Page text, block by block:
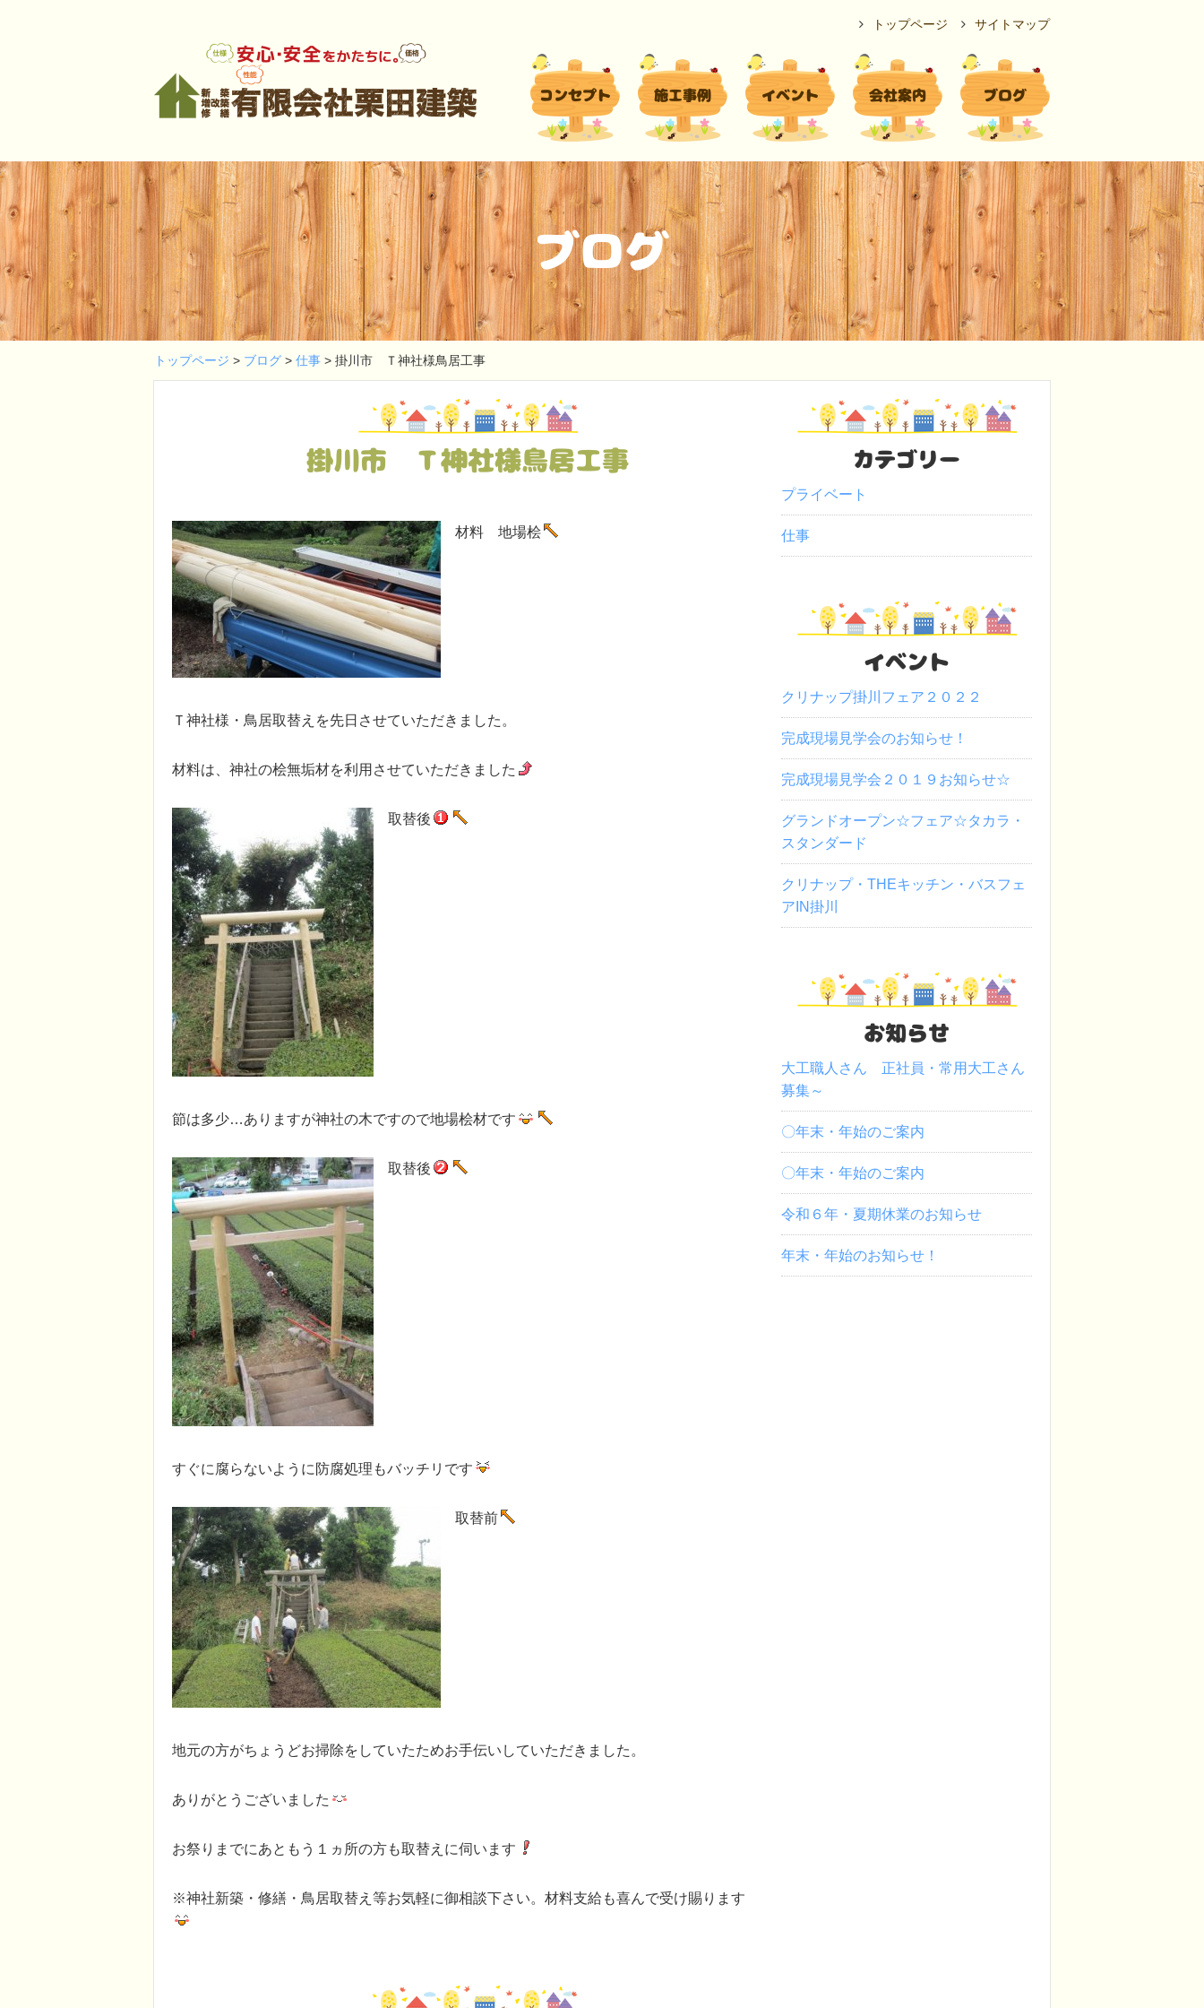
コンセプト 施工事例 イベント 会社案内 ブログ
トップページ サイトマップ
ブログ
トップページ > ブログ > 仕事 > 掛川市 Ｔ神社様鳥居工事
掛川市 Ｔ神社様鳥居工事
材料 地場桧
Ｔ神社様・鳥居取替えを先日させていただきました。
材料は、神社の桧無垢材を利用させていただきました
取替後
節は多少…ありますが神社の木ですので地場桧材です
取替後
すぐに腐らないように防腐処理もバッチリです
取替前
地元の方がちょうどお掃除をしていたためお手伝いしていただきました。
ありがとうございました
お祭りまでにあともう１ヵ所の方も取替えに伺います
※神社新築・修繕・鳥居取替え等お気軽に御相談下さい。材料支給も喜んで受け賜ります
カテゴリー
プライベート
仕事
イベント
クリナップ掛川フェア２０２２
完成現場見学会のお知らせ！
完成現場見学会２０１９お知らせ☆
グランドオープン☆フェア☆タカラ・
スタンダード
クリナップ・THEキッチン・バスフェ
アIN掛川
お知らせ
大工職人さん 正社員・常用大工さん
募集～
〇年末・年始のご案内
〇年末・年始のご案内
令和６年・夏期休業のお知らせ
年末・年始のお知らせ！